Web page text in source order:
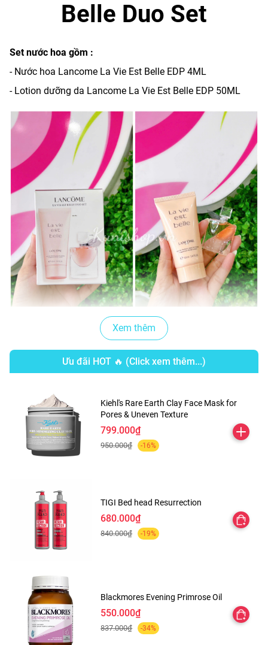
Belle Duo Set
Set nước hoa gồm :
- Nước hoa Lancome La Vie Est Belle EDP 4ML
- Lotion dưỡng da Lancome La Vie Est Belle EDP 50ML
Xem thêm
Ưu đãi HOT 🔥 (Click xem thêm...)
Kiehl's Rare Earth Clay Face Mask for
Pores & Uneven Texture
799.000₫
950.000₫ -16%
TIGI Bed head Resurrection
680.000₫
840.000₫ -19%
Blackmores Evening Primrose Oil
550.000₫
837.000₫ -34%